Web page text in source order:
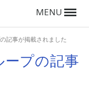
MENU
記事が掲載されました
ープの記事